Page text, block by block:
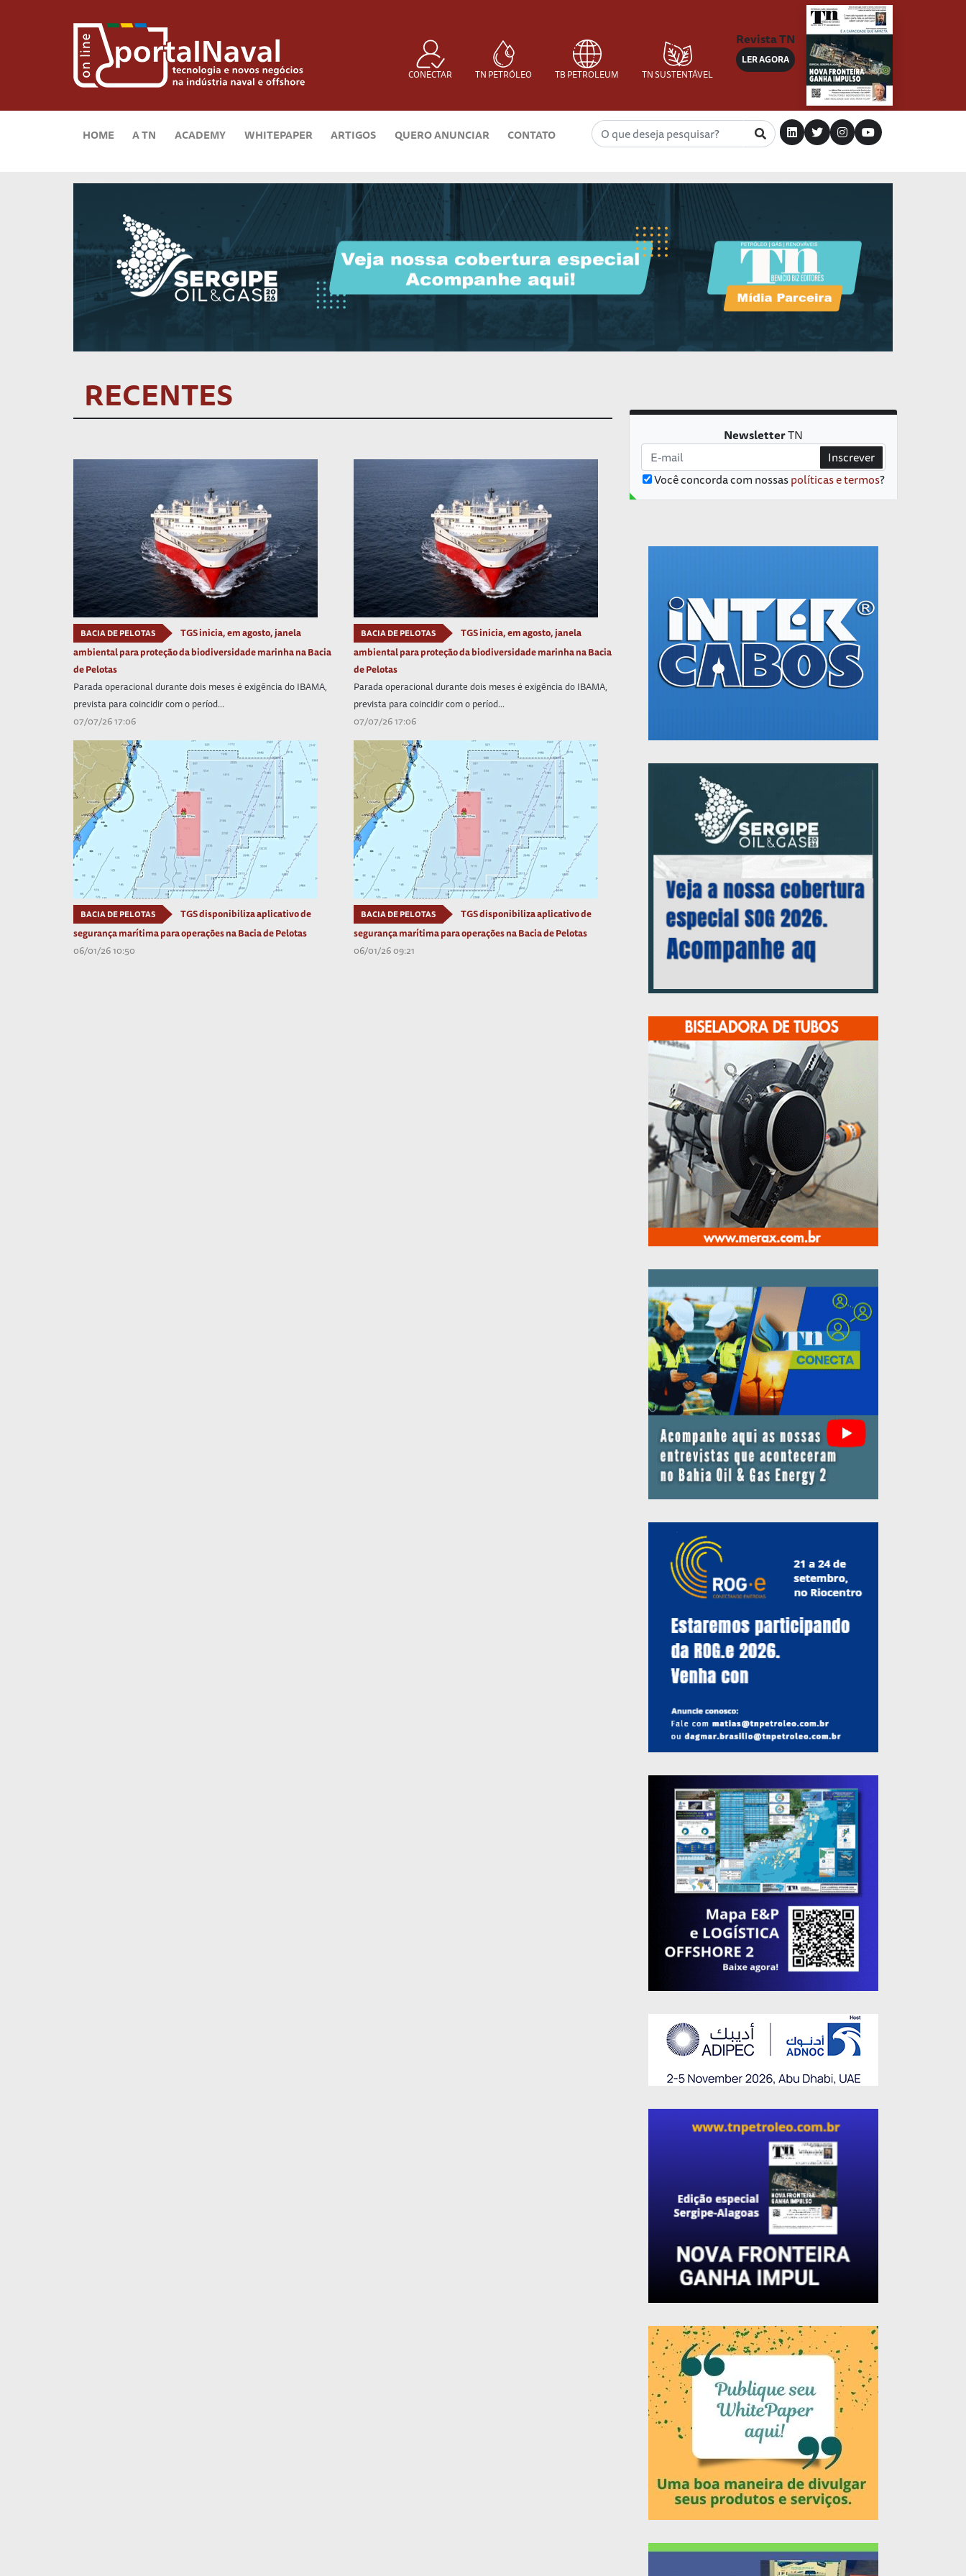
CONECTAR TN PETRÓLEO TB PETROLEUM TN SUSTENTÁVEL
Revista TN
LER AGORA
HOME A TN ACADEMY WHITEPAPER ARTIGOS QUERO ANUNCIAR CONTATO
RECENTES
BACIA DE PELOTAS
TGS inicia, em agosto, janela
ambiental para proteção da biodiversidade marinha na Bacia
de Pelotas
Parada operacional durante dois meses é exigência do IBAMA,
prevista para coincidir com o períod...
07/07/26 17:06
BACIA DE PELOTAS
TGS inicia, em agosto, janela
ambiental para proteção da biodiversidade marinha na Bacia
de Pelotas
Parada operacional durante dois meses é exigência do IBAMA,
prevista para coincidir com o períod...
07/07/26 17:06
BACIA DE PELOTAS
TGS disponibiliza aplicativo de
segurança marítima para operações na Bacia de Pelotas
06/01/26 10:50
BACIA DE PELOTAS
TGS disponibiliza aplicativo de
segurança marítima para operações na Bacia de Pelotas
06/01/26 09:21
NewsletterTN
Você concorda com nossaspolíticas e termos?
Inscrever